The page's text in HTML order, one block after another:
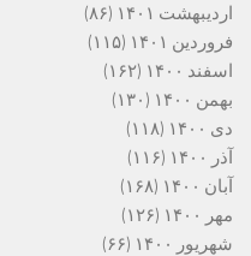
اردیبهشت ۱۴۰۱
(۸۶)
فروردین ۱۴۰۱
(۱۱۵)
اسفند ۱۴۰۰
(۱۶۲)
بهمن ۱۴۰۰
(۱۳۰)
دی ۱۴۰۰
(۱۱۸)
آذر ۱۴۰۰
(۱۱۶)
آبان ۱۴۰۰
(۱۶۸)
مهر ۱۴۰۰
(۱۲۶)
شهریور ۱۴۰۰
(۶۶)